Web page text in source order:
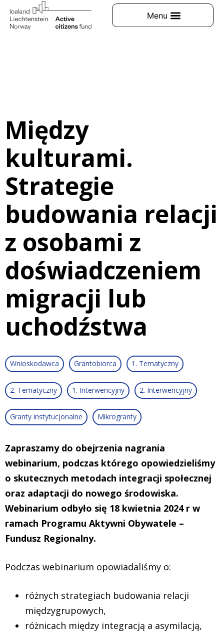
Między
kulturami.
Strategie
budowania relacji
z osobami z
doświadczeniem
migracji lub
uchodźstwa
Wnioskodawca Grantobiorca 1. Tematyczny
2. Tematyczny 1. Interwencyjny 2. Interwencyjny
Granty instytucjonalne Mikrogranty
Zapraszamy do obejrzenia nagrania
webinarium, podczas którego opowiedzieliśmy
o skutecznych metodach integracji społecznej
oraz adaptacji do nowego środowiska.
Webinarium odbyło się 18 kwietnia 2024 r w
ramach Programu Aktywni Obywatele –
Fundusz Regionalny.
Podczas webinarium opowiadaliśmy o:
różnych strategiach budowania relacji
międzygrupowych,
różnicach między integracją a asymilacją,